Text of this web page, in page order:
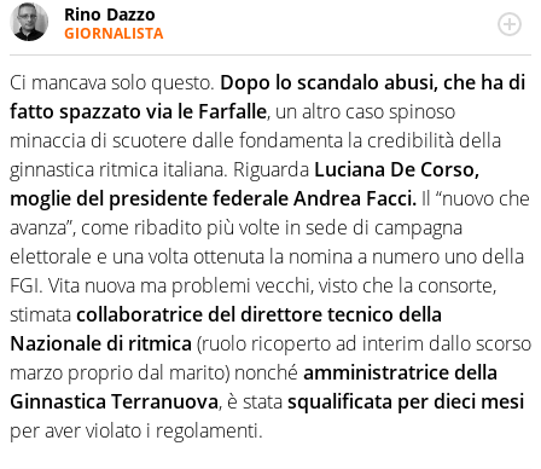
Rino Dazzo
GIORNALISTA
Se mai ci fosse modo di traslare il glossario del calcio in
una nicchia di esperti, lui ne farebbe parte. Non si perde
una svista arbitrale né gli umori social del mondo delle
curve
Ci mancava solo questo. Dopo lo scandalo abusi, che ha di
fatto spazzato via le Farfalle, un altro caso spinoso
minaccia di scuotere dalle fondamenta la credibilità della
ginnastica ritmica italiana. Riguarda Luciana De Corso,
moglie del presidente federale Andrea Facci. Il “nuovo che
avanza”, come ribadito più volte in sede di campagna
elettorale e una volta ottenuta la nomina a numero uno della
FGI. Vita nuova ma problemi vecchi, visto che la consorte,
stimatacollaboratrice del direttore tecnico della
Nazionale di ritmica (ruolo ricoperto ad interim dallo scorso
marzo proprio dal marito) nonché amministratrice della
Ginnastica Terranuova, è statasqualificata per dieci mesi
per aver violato i regolamenti.